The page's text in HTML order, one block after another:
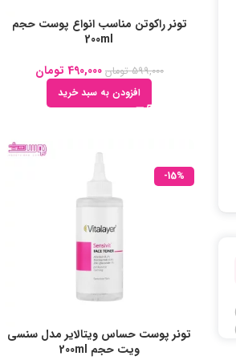
تونر راکوتن مناسب انواع پوست حجم
200ml
599,000 تومان 490,000 تومان
افزودن به سبد خرید
-15%
تونر پوست حساس ویتالایر مدل سنسی
ویت حجم 200ml